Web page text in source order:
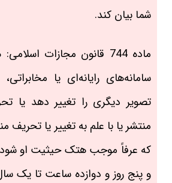
شما بیان کند.
ماده 744 قانون مجازات
سامانه‌‌های رایانه‌ای یا
تصویر دیگری را تغییر دهد یا
منتشر یا با علم به تغییر یا تحریف
که عرفاً موجب هتک حیثیت او
و پنج روز و دوازده ساعت تا یک